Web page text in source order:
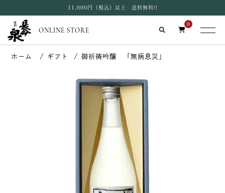
11,000円（税込）以上 送料無料!!
ONLINE STORE
0
ギフト 御祈祷吟醸 「無病息災」